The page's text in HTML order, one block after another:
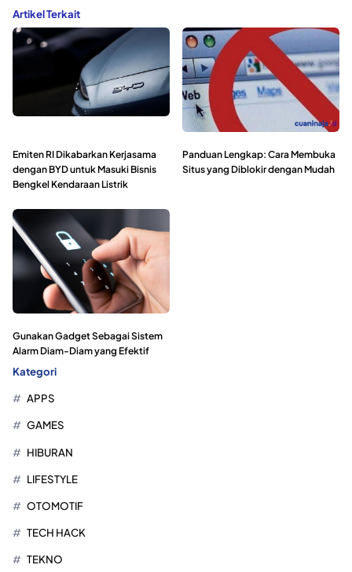
Artikel Terkait
Emiten RI Dikabarkan Kerjasama
dengan BYD untuk Masuki Bisnis
Bengkel Kendaraan Listrik
Panduan Lengkap: Cara Membuka
Situs yang Diblokir dengan Mudah
Gunakan Gadget Sebagai Sistem
Alarm Diam-Diam yang Efektif
Kategori
APPS
GAMES
HIBURAN
LIFESTYLE
OTOMOTIF
TECH HACK
TEKNO